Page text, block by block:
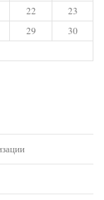
22
23
29
30